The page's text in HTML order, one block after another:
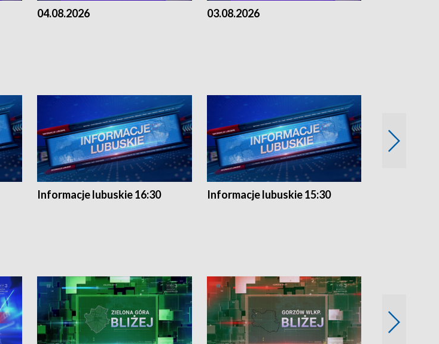
04.08.2026 03.08.2026
Informacje lubuskie 16:30 Informacje lubuskie 15:30